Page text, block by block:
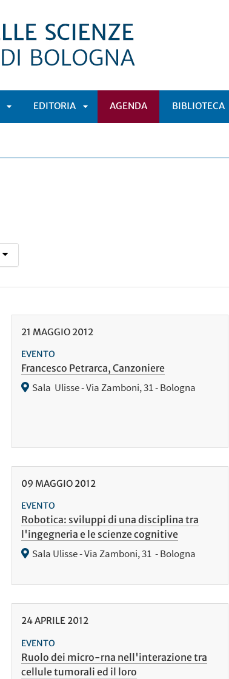
EDITORIA AGENDA BIBLIOTECA
21 MAGGIO 2012
EVENTO
Francesco Petrarca, Canzoniere
Sala Ulisse - Via Zamboni, 31 - Bologna
09 MAGGIO 2012
EVENTO
Robotica: sviluppi di una disciplina tra
l'ingegneria e le scienze cognitive
Sala Ulisse - Via Zamboni, 31 - Bologna
24APRILE 2012
EVENTO
Ruolo dei micro-rna nell'interazione tra
cellule tumorali ed il loro